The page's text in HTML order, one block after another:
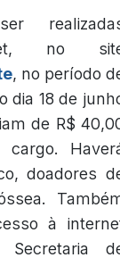
no
, no período
dia 18 de
de R$
doadores
à
Secretaria